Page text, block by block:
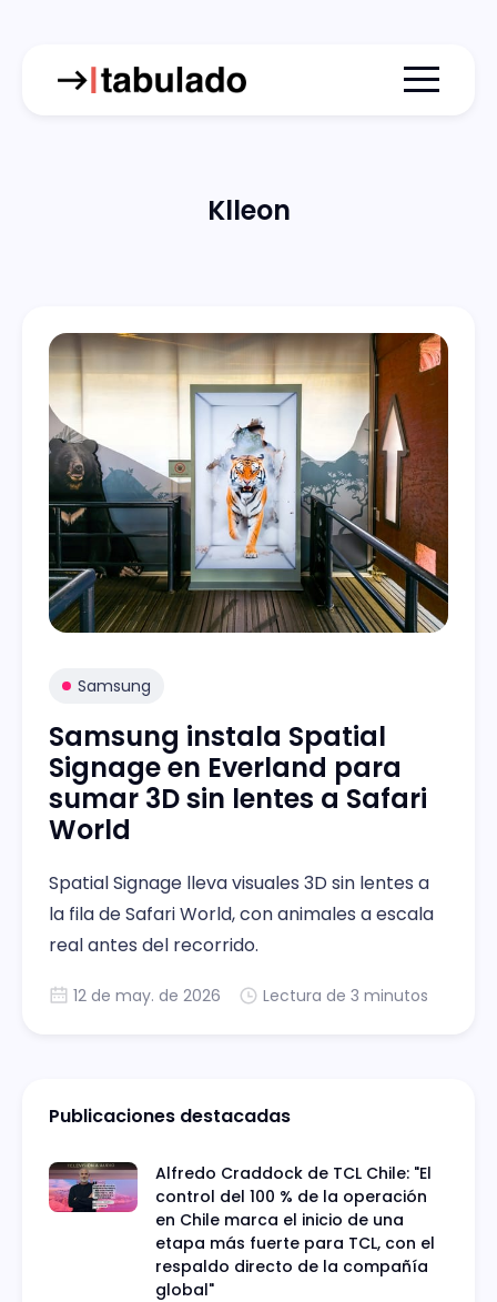
Menu
Klleon
Samsung
Samsung instala Spatial
Signage en Everland para
sumar 3D sin lentes a Safari
World
Spatial Signage lleva visuales 3D sin lentes a
la fila de Safari World, con animales a escala
real antes del recorrido.
12 de may. de 2026 Lectura de 3 minutos
Publicaciones destacadas
Alfredo Craddock de TCL Chile: "El
control del 100 % de la operación
en Chile marca el inicio de una
etapa más fuerte para TCL, con el
respaldo directo de la compañía
global"